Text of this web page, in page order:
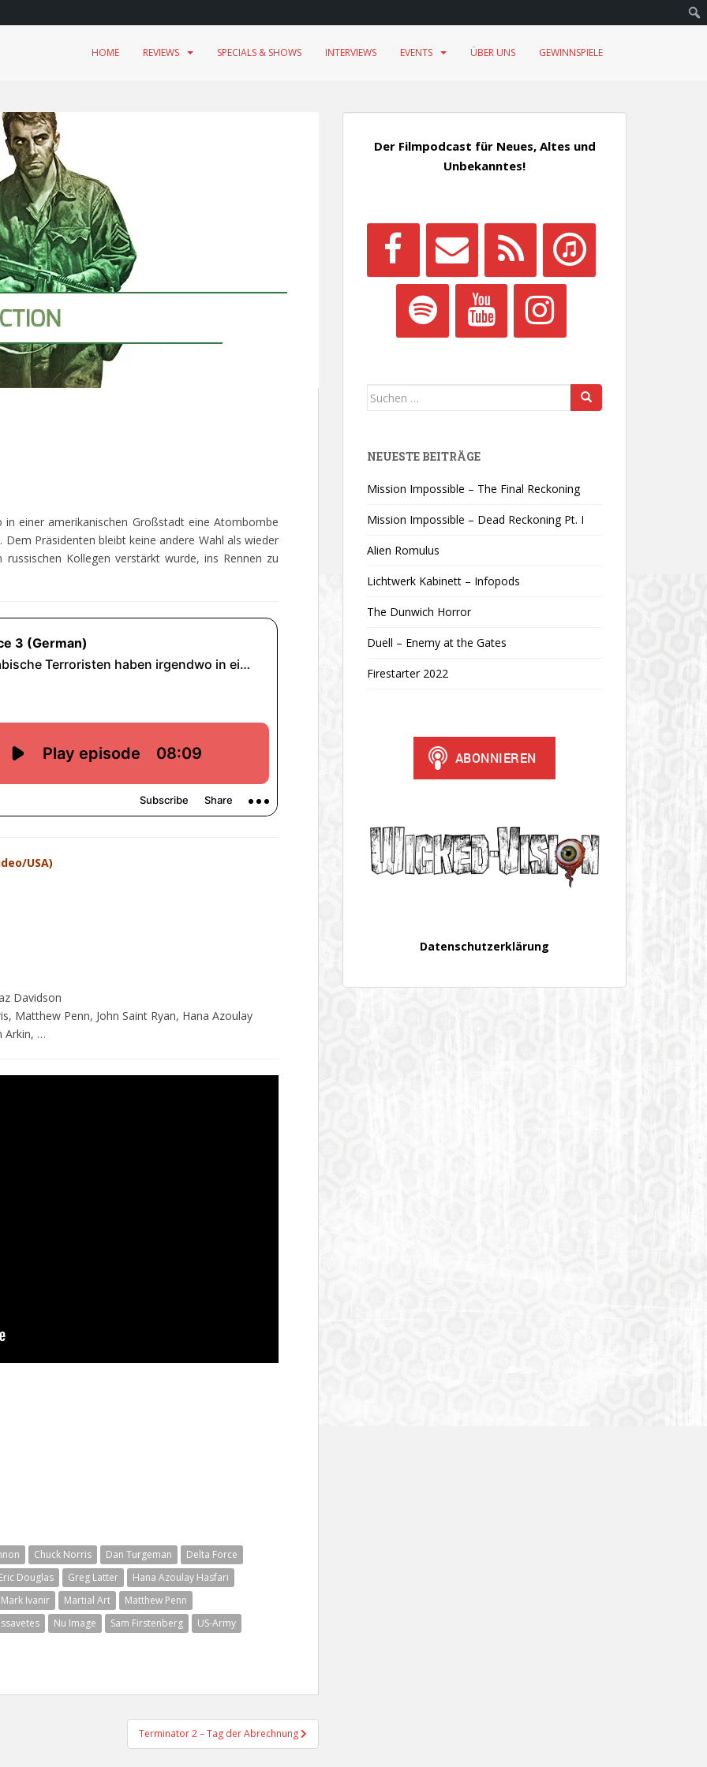
HOME REVIEWS SPECIALS & SHOWS INTERVIEWS EVENTS ÜBER UNS GEWINNSPIELE
einer amerikanischen Großstadt eine Atombombe
Präsidenten bleibt keine andere Wahl als wieder
Kollegen verstärkt wurde, ins Rennen zu
USA)
Davidson
Matthew Penn, John Saint Ryan, Hana Azoulay
Arkin, …
Chuck Norris Dan Turgeman
Delta Force
Eric Douglas Greg Latter
Hana Azoulay Hasfari
Mark Ivanir Martial Art
Matthew Penn
Nu Image Sam Firstenberg
US-Army
Terminator 2 – Tag der Abrechnung
Der Filmpodcast für Neues, Altes und
Unbekanntes!
Suchen
NEUESTE BEITRÄGE
Mission Impossible – The Final Reckoning
Mission Impossible – Dead Reckoning Pt. I
Alien Romulus
Lichtwerk Kabinett – Infopods
The Dunwich Horror
Duell – Enemy at the Gates
Firestarter 2022
Datenschutzerklärung